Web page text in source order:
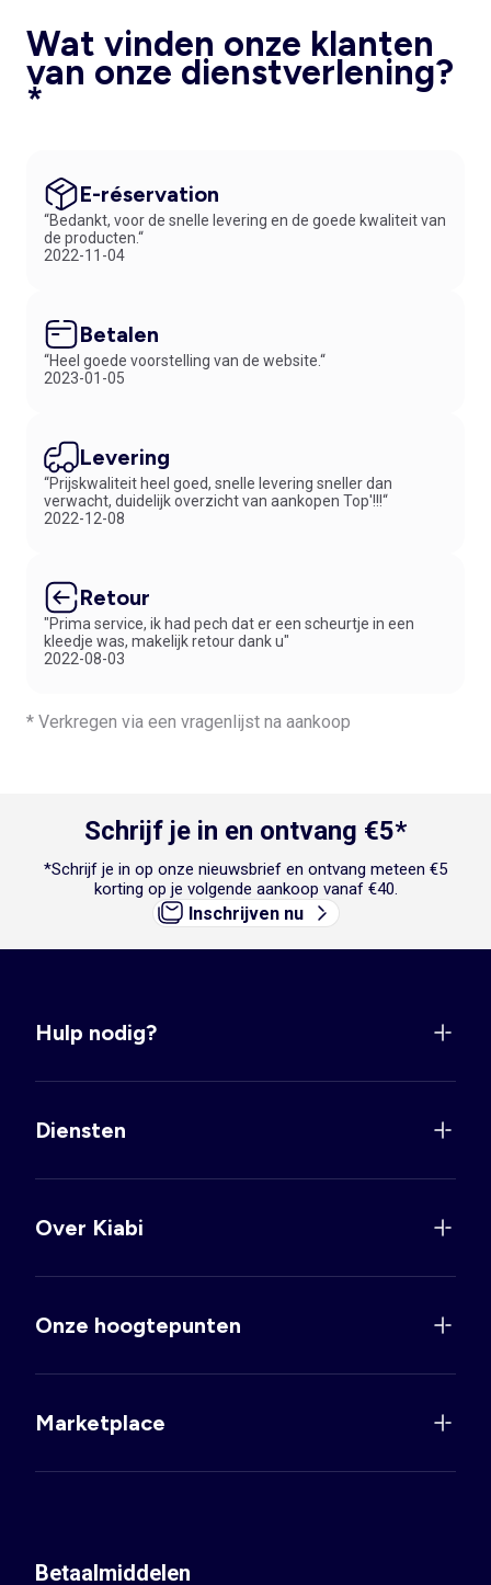
Wat vinden onze klanten
van onze dienstverlening?
*
E-réservation
“Bedankt, voor de snelle levering en de goede kwaliteit van
de producten.“
2022-11-04
Betalen
“Heel goede voorstelling van de website.“
2023-01-05
Levering
“Prijskwaliteit heel goed, snelle levering sneller dan
verwacht, duidelijk overzicht van aankopen Top'!!!“
2022-12-08
Retour
"Prima service, ik had pech dat er een scheurtje in een
kleedje was, makelijk retour dank u"
2022-08-03
* Verkregen via een vragenlijst na aankoop
Schrijf je in en ontvang €5*
*Schrijf je in op onze nieuwsbrief en ontvang meteen €5
korting op je volgende aankoop vanaf €40.
Inschrijven nu
Hulp nodig?
Diensten
Over Kiabi
Onze hoogtepunten
Marketplace
Betaalmiddelen